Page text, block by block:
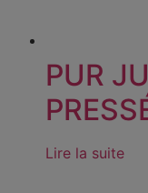
PUR
Lire la suite